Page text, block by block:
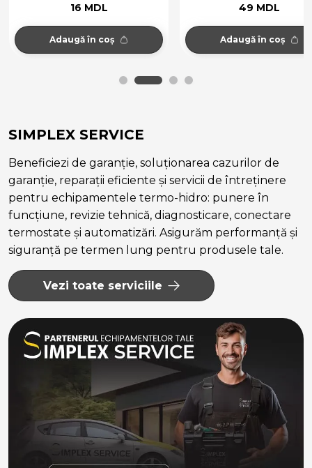
16 MDL
Adaugă în coș
49 MDL
Adaugă în coș
SIMPLEX SERVICE
Beneficiezi de garanție, soluționarea cazurilor de
garanție, reparații eficiente și servicii de întreținere
pentru echipamentele termo-hidro: punere în
funcțiune, revizie tehnică, diagnosticare, conectare
termostate și automatizări. Asigurăm performanță și
siguranță pe termen lung pentru produsele tale.
Vezi toate serviciile